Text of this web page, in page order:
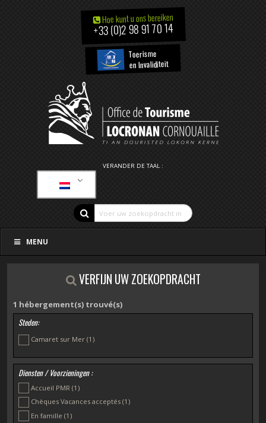
Hoe kunt u ons bereiken
+33 (0)2 98 91 70 14
Toerisme
en Invaliditeit
VERANDER DE TAAL :
MENU
VERFIJN UW ZOEKOPDRACHT
1 hébergement(s) trouvé(s)
Steden:
Camaret sur Mer(1)
Diensten / Voorzieningen :
Accueil PMR(1)
Chèques Vacances acceptés(1)
En famille(1)